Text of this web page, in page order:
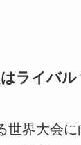
ライバル
世界大会